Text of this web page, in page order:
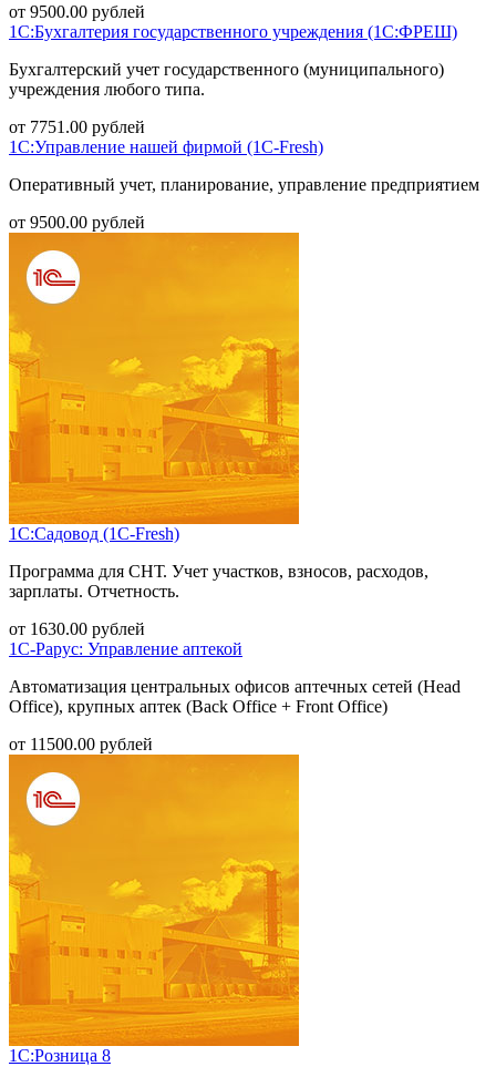
от 9500.00 рублей
1С:Бухгалтерия государственного учреждения (1С:ФРЕШ)
Бухгалтерский учет государственного (муниципального)
учреждения любого типа.
от 7751.00 рублей
1С:Управление нашей фирмой (1С-Fresh)
Оперативный учет, планирование, управление предприятием
от 9500.00 рублей
1С:Садовод (1С-Fresh)
Программа для СНТ. Учет участков, взносов, расходов,
зарплаты. Отчетность.
от 1630.00 рублей
1С-Рарус: Управление аптекой
Автоматизация центральных офисов аптечных сетей (Head
Office), крупных аптек (Back Office + Front Office)
от 11500.00 рублей
1С:Розница 8